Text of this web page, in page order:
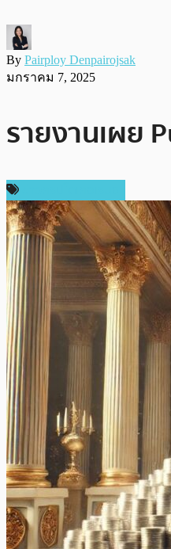
By Pairploy Denpairojsak
มกราคม 7, 2025
รายงานเผย